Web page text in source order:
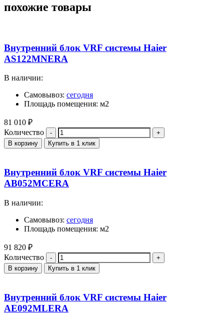
похожие товары
Внутренний блок VRF системы Haier
AS122MNERA
В наличии:
Самовывоз: сегодня
Площадь помещения: м2
81 010 ₽
Количество
В корзину Купить в 1 клик
Внутренний блок VRF системы Haier
AB052MCERA
В наличии:
Самовывоз: сегодня
Площадь помещения: м2
91 820 ₽
Количество
В корзину Купить в 1 клик
Внутренний блок VRF системы Haier
AE092MLERA